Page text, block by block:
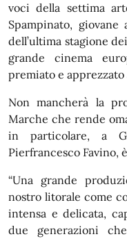
voci della settima
Spampinato,
dell’ultima stagione
grande cinema
premiato e
Non mancherà la
Marche che rende
in particolare, a
Pierfrancesco Favino,
“Una grande
nostro litorale come
intensa e delicata,
due generazioni